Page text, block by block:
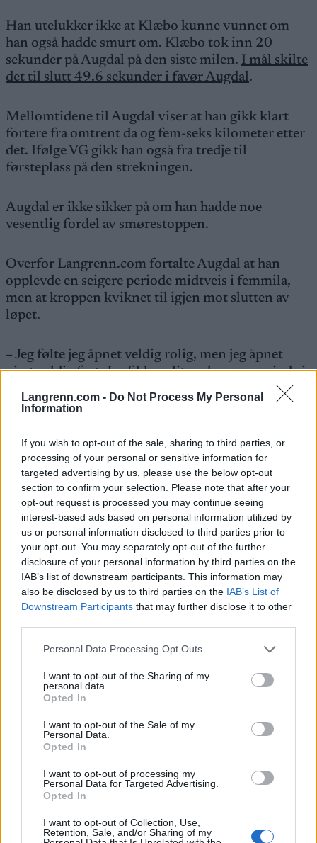
Langrenn.com - Do Not Process My Personal
Information
If you wish to opt-out of the sale, sharing to third parties, or
processing of your personal or sensitive information for
targeted advertising by us, please use the below opt-out
section to confirm your selection. Please note that after your
opt-out request is processed you may continue seeing
interest-based ads based on personal information utilized by
us or personal information disclosed to third parties prior to
your opt-out. You may separately opt-out of the further
disclosure of your personal information by third parties on the
IAB’s list of downstream participants. This information may
also be disclosed by us to third parties on the IAB’s List of
Downstream Participants that may further disclose it to other
Please note that this website/app uses one or more Google
not limited to your visit or usage behaviour. You may click to
grant or deny consent to Google and its third-party tags to
use your data for below specified purposes in below Google
consent section.
Personal Data Processing Opt Outs
I want to opt-out of the Sharing of my
personal data.
Opted In
I want to opt-out of the Sale of my
Personal Data.
Opted In
I want to opt-out of processing my
Personal Data for Targeted Advertising.
Opted In
I want to opt-out of Collection, Use,
Retention, Sale, and/or Sharing of my
Han utelukker ikke at Klæbo kunne vunnet om
han også hadde smurt om. Klæbo tok inn 20
sekunder på Augdal på den siste milen. I mål skilte
det til slutt 49.6 sekunder i favør Augdal.
Mellomtidene til Augdal viser at han gikk klart
fortere fra omtrent da og fem-seks kilometer etter
det. Ifølge VG gikk han også fra tredje til
førsteplass på den strekningen.
Augdal er ikke sikker på om han hadde noe
vesentlig fordel av smørestoppen.
Overfor Langrenn.com fortalte Augdal at han
opplevde en seigere periode midtveis i femmila,
men at kroppen kviknet til igjen mot slutten av
løpet.
– Jeg følte jeg åpnet veldig rolig, men jeg åpnet
visst veldig fort. Jeg fikk en liten downer periode i
midten og så kom jeg meg på slutten. Den siste
runden var jeg ganske sikker på at hvis jeg holdt
og det er det som er kult med femmil. Du kan
krampe og alt kan ryke på den siste kilometeren, sa
Augdal til Langrenn.com etter seieren.
Gullet på femmila var forøvrig Augdals andre
NM-medalje på to dager. Fredag tok langløperen
fra Team Eksjöhus bronse på 10 kilometer
klassisk.
Les også:Hadde avskrevet sesongen. Så tok han
fått klarsignal, men er skuffet over at juryen ikke
kan reglementet.
Prosjektleder i NM Torbjørn Broks Pettersen
erkjenner at han og juryen tok feil, og at det er mot
reglene å stoppe og smøre om.
som stilte spørsmålet. Det er et faktum. Men vi har